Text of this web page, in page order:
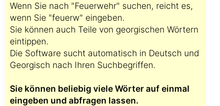
Wenn Sie nach "Feuerwehr" suchen, reicht es,
wenn Sie "feuerw" eingeben.
Sie können auch Teile von georgischen Wörtern
eintippen.
Die Software sucht automatisch in Deutsch und
Georgisch nach Ihren Suchbegriffen.
Sie können beliebig viele Wörter auf einmal
eingeben und abfragen lassen.